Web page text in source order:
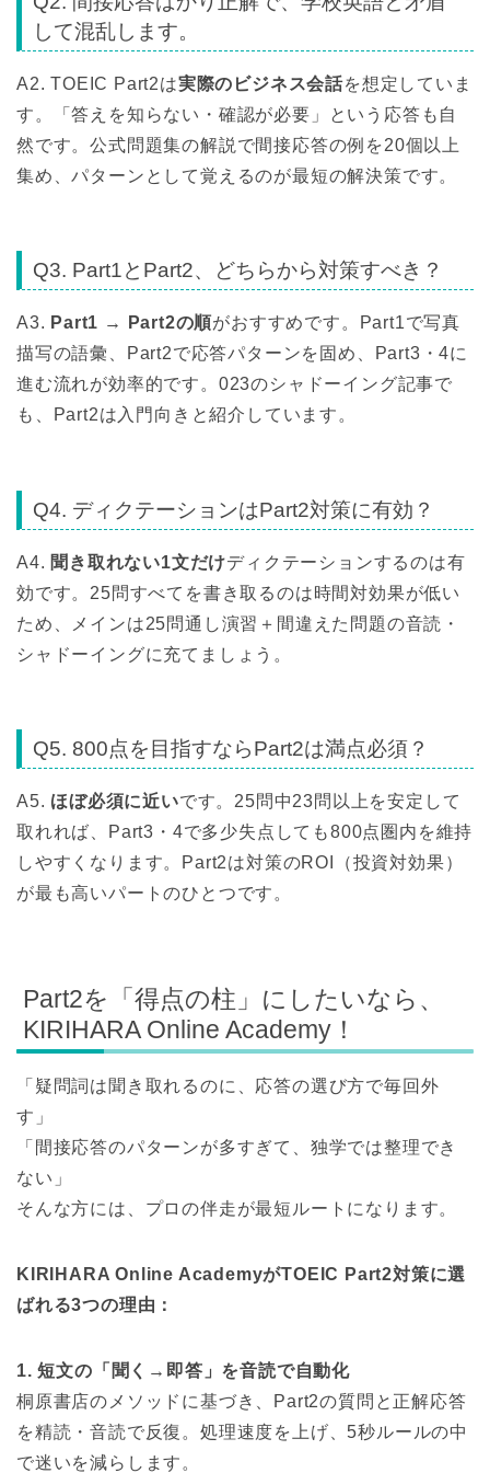
して混乱します。
A2. TOEIC Part2は実際のビジネス会話を想定していま
す。「答えを知らない・確認が必要」という応答も自
然です。公式問題集の解説で間接応答の例を20個以上
集め、パターンとして覚えるのが最短の解決策です。
Q3. Part1とPart2、どちらから対策すべき？
A3. Part1 → Part2の順がおすすめです。Part1で写真
描写の語彙、Part2で応答パターンを固め、Part3・4に
進む流れが効率的です。023のシャドーイング記事で
も、Part2は入門向きと紹介しています。
Q4. ディクテーションはPart2対策に有効？
A4. 聞き取れない1文だけディクテーションするのは有
効です。25問すべてを書き取るのは時間対効果が低い
ため、メインは25問通し演習＋間違えた問題の音読・
シャドーイングに充てましょう。
Q5. 800点を目指すならPart2は満点必須？
A5. ほぼ必須に近いです。25問中23問以上を安定して
取れれば、Part3・4で多少失点しても800点圏内を維持
しやすくなります。Part2は対策のROI（投資対効果）
が最も高いパートのひとつです。
Part2を「得点の柱」にしたいなら、
KIRIHARA Online Academy！
「疑問詞は聞き取れるのに、応答の選び方で毎回外
す」
「間接応答のパターンが多すぎて、独学では整理でき
ない」
そんな方には、プロの伴走が最短ルートになります。
KIRIHARA Online AcademyがTOEIC Part2対策に選
ばれる3つの理由：
1. 短文の「聞く→即答」を音読で自動化
桐原書店のメソッドに基づき、Part2の質問と正解応答
を精読・音読で反復。処理速度を上げ、5秒ルールの中
で迷いを減らします。